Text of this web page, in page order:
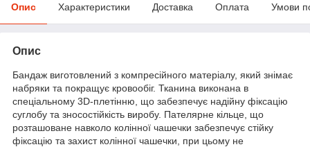
Опис Характеристики Доставка Оплата Умови
Опис
Бандаж виготовлений з компресійного матеріалу, який знімає
набряки та покращує кровообіг. Тканина виконана в
спеціальному 3D-плетінню, що забезпечує надійну фіксацію
суглобу та зносостійкість виробу. Пателярне кільце, що
розташоване навколо колінної чашечки забезпечує стійку
фіксацію та захист колінної чашечки, при цьому не